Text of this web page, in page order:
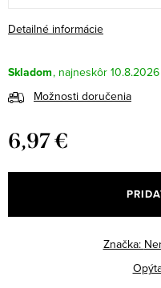
Detailné informácie
Skladom
10.8.2026
Možnosti doručenia
6,97 €
cena:
Značka: